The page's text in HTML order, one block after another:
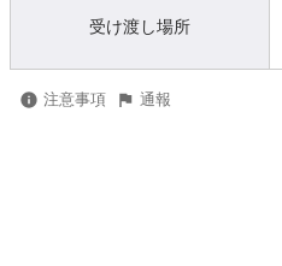
受け渡し場所
注意事項 通報